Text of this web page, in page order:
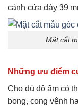
cánh cửa dày 39
Mặt cắt
Những ưu điểm
Cho dù độ ẩm có
bong, cong vênh